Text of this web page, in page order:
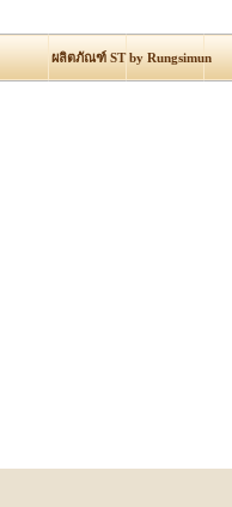
ผลิตภัณฑ์ ST by Rungsimun